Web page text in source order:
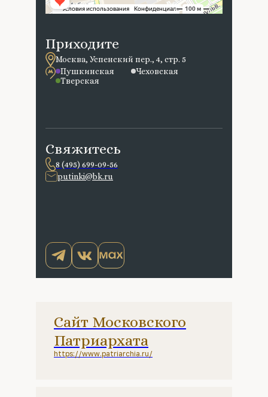
Свяжитесь
8 (495) 699-09-56
putinki@bk.ru
Приходите
Москва, Успенский пер., 4, стр. 5
Пушкинская
Чеховская
Тверская
Сайт Московского
Патриархата
https://www.patriarchia.ru/